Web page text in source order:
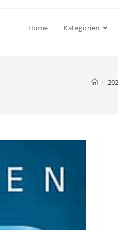
Home Kategorien
>